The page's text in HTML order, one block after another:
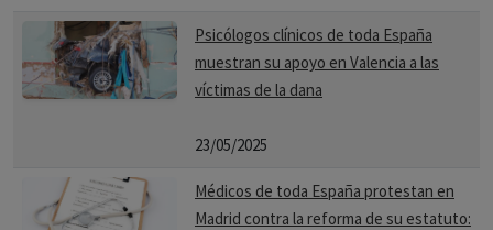
Psicólogos clínicos de toda España
muestran su apoyo en Valencia a las
víctimas de la dana
23/05/2025
Médicos de toda España protestan en
Madrid contra la reforma de su estatuto: